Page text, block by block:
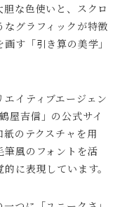
な色使いと、スクロ
グラフィックが特徴
す「引き算の美学」
イティブエージェン
屋吉信」の公式サイ
のテクスチャを用
筆風のフォントを活
に表現しています。